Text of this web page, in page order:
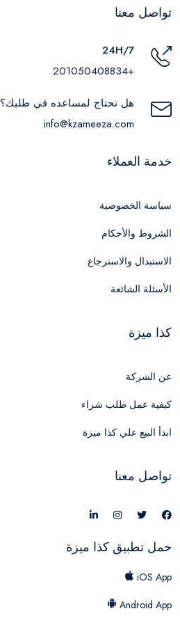
تواصل معنا
24H/7
+201050408834
هل تحتاج لمساعده في طلبك؟
info@kzameeza.com
خدمة العملاء
سياسة الخصوصية
الشروط والأحكام
الاستبدال والاسترجاع
الأسئلة الشائعة
كذا ميزة
عن الشركة
كيفية عمل طلب شراء
ابدأ البيع علي كذا ميزة
تواصل معنا
حمل تطبيق كذا ميزة
iOS App
Android App